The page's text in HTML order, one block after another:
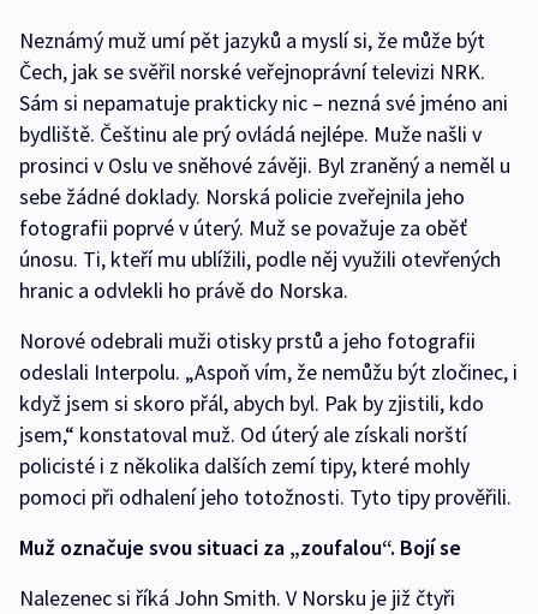
Neznámý muž umí pět jazyků a myslí si, že může být
Čech, jak se svěřil norské veřejnoprávní televizi NRK.
Sám si nepamatuje prakticky nic – nezná své jméno ani
bydliště. Češtinu ale prý ovládá nejlépe. Muže našli v
prosinci v Oslu ve sněhové závěji. Byl zraněný a neměl u
sebe žádné doklady. Norská policie zveřejnila jeho
fotografii poprvé v úterý. Muž se považuje za oběť
únosu. Ti, kteří mu ublížili, podle něj využili otevřených
hranic a odvlekli ho právě do Norska.
Norové odebrali muži otisky prstů a jeho fotografii
odeslali Interpolu. „Aspoň vím, že nemůžu být zločinec, i
když jsem si skoro přál, abych byl. Pak by zjistili, kdo
jsem,“ konstatoval muž. Od úterý ale získali norští
policisté i z několika dalších zemí tipy, které mohly
pomoci při odhalení jeho totožnosti. Tyto tipy prověřili.
Muž označuje svou situaci za „zoufalou“. Bojí se
Nalezenec si říká John Smith. V Norsku je již čtyři